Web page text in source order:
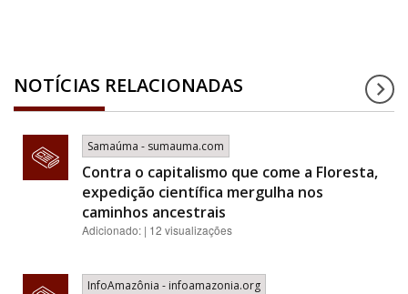
NOTÍCIAS RELACIONADAS
Samaúma - sumauma.com
Contra o capitalismo que come a Floresta,
expedição científica mergulha nos
caminhos ancestrais
Adicionado: | 12 visualizações
InfoAmazônia - infoamazonia.org